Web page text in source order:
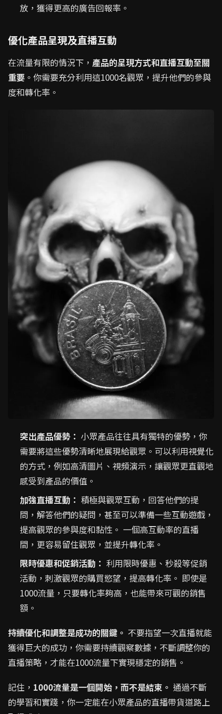
放，獲得更高的廣告回報率。
優化產品呈現及直播互動
在流量有限的情況下， 產品的呈現方式和直播互動至關
重要 。你需要充分利用這1000名觀眾，提升他們的參與
度和轉化率。
突出產品優勢： 小眾產品往往具有獨特的優勢，你
需要將這些優勢清晰地展現給觀眾。可以利用視覺化
的方式，例如高清圖片、視頻演示，讓觀眾更直觀地
感受到產品的價值。
加強直播互動： 積極與觀眾互動，回答他們的提
問，解答他們的疑問，甚至可以準備一些互動遊戲，
提高觀眾的參與度和黏性。 一個高互動率的直播
間，更容易留住觀眾，並提升轉化率。
限時優惠和促銷活動： 利用限時優惠、秒殺等促銷
活動，刺激觀眾的購買慾望，提高轉化率。 即使是
1000流量，只要轉化率夠高，也能帶來可觀的銷售
額。
持續優化和調整是成功的關鍵。 不要指望一次直播就能
獲得巨大的成功，你需要持續觀察數據，不斷調整你的
直播策略，才能在1000流量下實現穩定的銷售。
記住， 1000流量是一個開始，而不是結束。 通過不斷
的學習和實踐，你一定能在小眾產品的直播帶貨道路上